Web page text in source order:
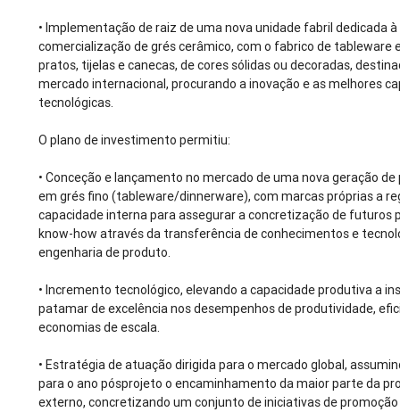
• Implementação de raiz de uma nova unidade fabril dedicada
comercialização de grés cerâmico, com o fabrico de tableware
pratos, tijelas e canecas, de cores sólidas ou decoradas,
mercado internacional, procurando a inovação e as melhores
tecnológicas.
O plano de investimento permitiu:
• Conceção e lançamento no mercado de uma nova geração
em grés fino (tableware/dinnerware), com marcas próprias a
capacidade interna para assegurar a concretização de futuros
know-how através da transferência de conhecimentos e
engenharia de produto.
• Incremento tecnológico, elevando a capacidade produtiva a
patamar de excelência nos desempenhos de produtividade,
economias de escala.
• Estratégia de atuação dirigida para o mercado global,
para o ano pósprojeto o encaminhamento da maior parte da
externo, concretizando um conjunto de iniciativas de